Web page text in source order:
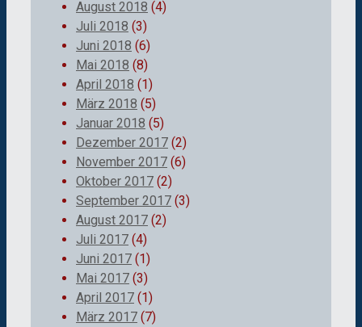
August 2018 (4)
Juli 2018 (3)
Juni 2018 (6)
Mai 2018 (8)
April 2018 (1)
März 2018 (5)
Januar 2018 (5)
Dezember 2017 (2)
November 2017 (6)
Oktober 2017 (2)
September 2017 (3)
August 2017 (2)
Juli 2017 (4)
Juni 2017 (1)
Mai 2017 (3)
April 2017 (1)
März 2017 (7)